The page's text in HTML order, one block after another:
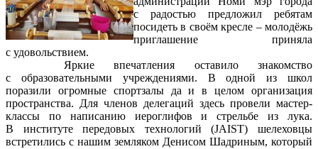
с радостью предложил ребятам
посидеть в своём кресле – молодёжь
приглашение приняла
с удовольствием.
Яркие впечатления оставило знакомство
с образовательными учреждениями. В одной из школ
поразили огромные спортзалы да и в целом организация
пространства. Для членов делегаций здесь провели мастер-
классы по написанию иероглифов и стрельбе из лука.
В институте передовых технологий (JAIST) шелеховцы
встретились с нашим земляком Денисом Шадриным, который